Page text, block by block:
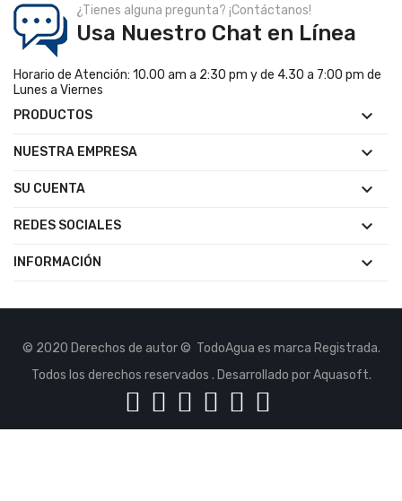
¿Tienes alguna pregunta? ¡Contáctanos!
Usa Nuestro Chat en Línea
Horario de Atención: 10.00 am a 2:30 pm y de 4.30 a 7:00 pm de
Lunes a Viernes
PRODUCTOS

NUESTRA EMPRESA 
SU CUENTA 
REDES SOCIALES 
INFORMACIÓN 
© 2020 Derechos de autor © TodoAgua es marca Registrada.
Todos los derechos reservados . Desarrollado por Aquasoft.